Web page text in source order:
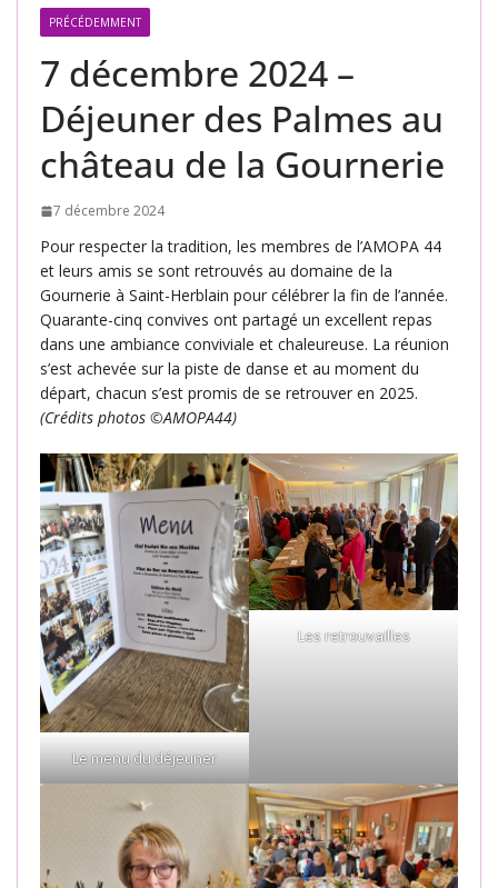
PRÉCÉDEMMENT
7 décembre 2024 –
Déjeuner des Palmes au
château de la Gournerie
7 décembre 2024
Pour respecter la tradition, les membres de l’AMOPA 44
et leurs amis se sont retrouvés au domaine de la
Gournerie à Saint-Herblain pour célébrer la fin de l’année.
Quarante-cinq convives ont partagé un excellent repas
dans une ambiance conviviale et chaleureuse. La réunion
s’est achevée sur la piste de danse et au moment du
départ, chacun s’est promis de se retrouver en 2025.
(Crédits photos ©AMOPA44)
Le menu du déjeuner
Les retrouvailles